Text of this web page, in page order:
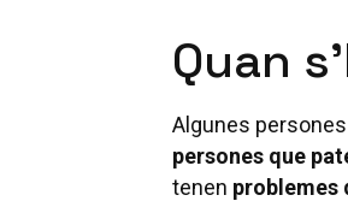
Quan
Algunes
persones que
tenen problemes